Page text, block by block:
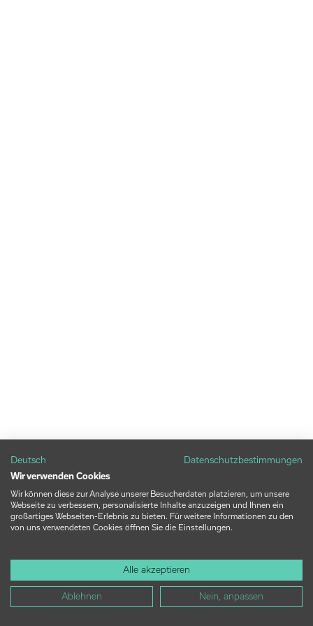
Deutsch
Datenschutzbestimmungen
Wir verwenden Cookies
Wir können diese zur Analyse unserer Besucherdaten platzieren, um unsere
Webseite zu verbessern, personalisierte Inhalte anzuzeigen und Ihnen ein
großartiges Webseiten-Erlebnis zu bieten. Für weitere Informationen zu den
von uns verwendeten Cookies öffnen Sie die Einstellungen.
Alle akzeptieren
Ablehnen Nein, anpassen